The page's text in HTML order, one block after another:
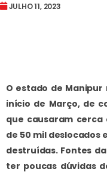
JULHO 11, 2023
O estado de
início de Março, de
que causaram
de 50 mil deslocados
destruídas. Fontes
ter poucas dúvidas